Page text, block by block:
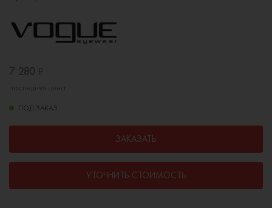
ПОД ЗАКАЗ
ЗАКАЗАТЬ
УТОЧНИТЬ СТОИМОСТЬ